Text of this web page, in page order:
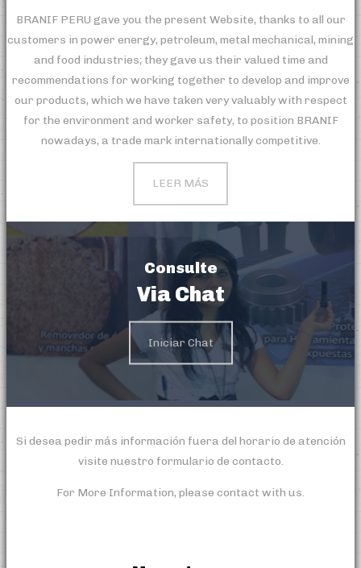
BRANIF PERU gave you the present Website, thanks to all our
customers in power energy, petroleum, metal mechanical, mining
and food industries; they gave us their valued time and
recommendations for working together to develop and improve
our products, which we have taken very valuably with respect
for the environment and worker safety, to position BRANIF
nowadays, a trade mark internationally competitive.
LEER MÁS
Consulte
Via Chat
Iniciar Chat
Si desea pedir más información fuera del horario de atención
visite nuestro formulario de contacto.
For More Information, please contact with us.